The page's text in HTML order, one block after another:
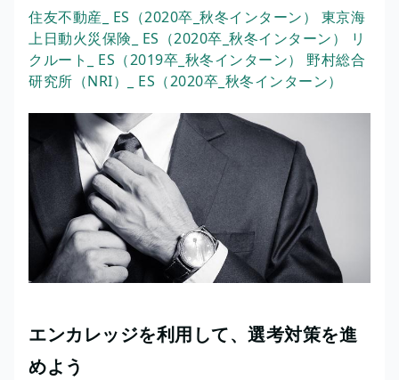
住友不動産_ ES（2020卒_秋冬インターン） 東京海
上日動火災保険_ ES（2020卒_秋冬インターン）
リ
クルート_ ES（2019卒_秋冬インターン） 野村総合
研究所（NRI）_ ES（2020卒_秋冬インターン）
エンカレッジを利用して、選考対策を進
めよう